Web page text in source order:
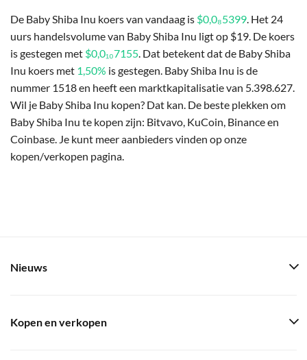
De Baby Shiba Inu koers van vandaag is $0,0₈5399. Het 24
uurs handelsvolume van Baby Shiba Inu ligt op $19. De koers
is gestegen met $0,0₁₀7155. Dat betekent dat de Baby Shiba
Inu koers met 1,50% is gestegen. Baby Shiba Inu is de
nummer 1518 en heeft een marktkapitalisatie van 5.398.627.
Wil je Baby Shiba Inu kopen? Dat kan. De beste plekken om
Baby Shiba Inu te kopen zijn: Bitvavo, KuCoin, Binance en
Coinbase. Je kunt meer aanbieders vinden op onze
kopen/verkopen pagina.
Nieuws
Kopen en verkopen